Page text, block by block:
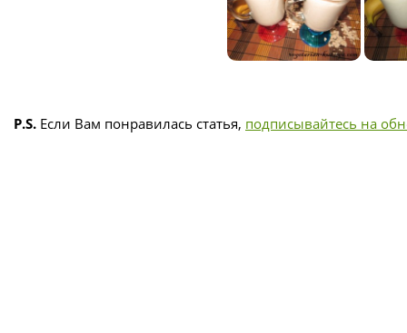
P.S. Если Вам понравилась статья, подписывайтесь на